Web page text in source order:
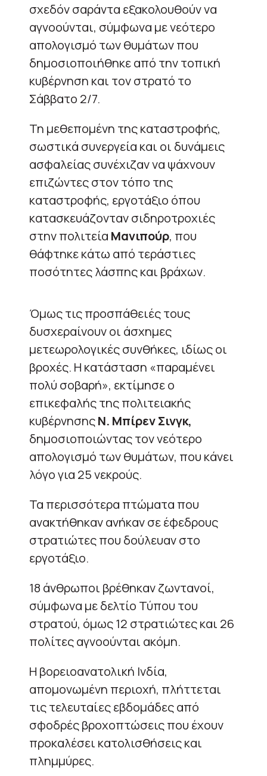
σχεδόν σαράντα εξακολουθούν να
αγνοούνται, σύμφωνα με νεότερο
απολογισμό των θυμάτων που
δημοσιοποιήθηκε από την τοπική
κυβέρνηση και τον στρατό το
Σάββατο 2/7.
Τη μεθεπομένη της καταστροφής,
σωστικά συνεργεία και οι δυνάμεις
ασφαλείας συνέχιζαν να ψάχνουν
επιζώντες στον τόπο της
καταστροφής, εργοτάξιο όπου
κατασκευάζονταν σιδηροτροχιές
στην πολιτεία Μανιπούρ, που
θάφτηκε κάτω από τεράστιες
ποσότητες λάσπης και βράχων.
Όμως τις προσπάθειές τους
δυσχεραίνουν οι άσχημες
μετεωρολογικές συνθήκες, ιδίως οι
βροχές. Η κατάσταση «παραμένει
πολύ σοβαρή», εκτίμησε ο
επικεφαλής της πολιτειακής
κυβέρνησηςΝ. Μπίρεν Σινγκ,
δημοσιοποιώντας τον νεότερο
απολογισμό των θυμάτων, που κάνει
λόγο για 25 νεκρούς.
Τα περισσότερα πτώματα που
ανακτήθηκαν ανήκαν σε έφεδρους
στρατιώτες που δούλευαν στο
εργοτάξιο.
18 άνθρωποι βρέθηκαν ζωντανοί,
σύμφωνα με δελτίο Τύπου του
στρατού, όμως 12 στρατιώτες και 26
πολίτες αγνοούνται ακόμη.
Η βορειοανατολική Ινδία,
απομονωμένη περιοχή, πλήττεται
τις τελευταίες εβδομάδες από
σφοδρές βροχοπτώσεις που έχουν
προκαλέσει κατολισθήσεις και
πλημμύρες.